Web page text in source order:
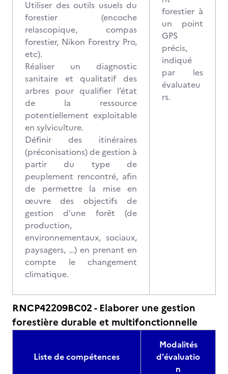
Utiliser des outils usuels du
forestier (encoche
relascopique, compas
forestier, Nikon Forestry Pro,
etc).
Réaliser un diagnostic
sanitaire et qualitatif des
arbres pour qualifier l’état
de la ressource
potentiellement exploitable
en sylviculture.
Définir des itinéraires
(préconisations) de gestion à
partir du type de
peuplement rencontré, afin
de permettre la mise en
œuvre des objectifs de
gestion d’une forêt (de
production,
environnementaux, sociaux,
paysagers, …) en prenant en
compte le changement
climatique.
forestier à
un point
GPS
précis,
indiqué
par les
évaluateu
rs.
RNCP42209BC02 - Elaborer une gestion
forestière durable et multifonctionnelle
Liste de compétences
Modalités
d'évaluatio
n